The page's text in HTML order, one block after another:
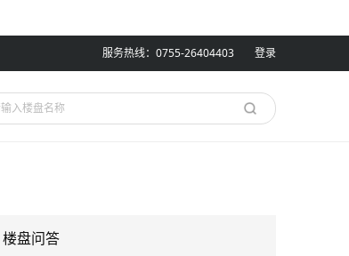
服务热线：0755-26404403 登录
楼盘问答